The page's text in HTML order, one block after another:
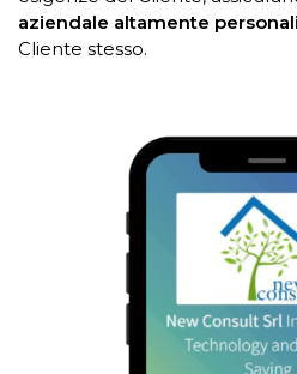
aziendale altamente
Cliente stesso.